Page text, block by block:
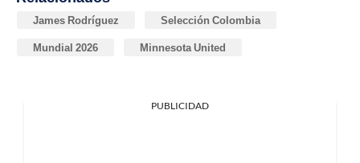
James Rodríguez Selección Colombia
Mundial 2026 Minnesota United
PUBLICIDAD